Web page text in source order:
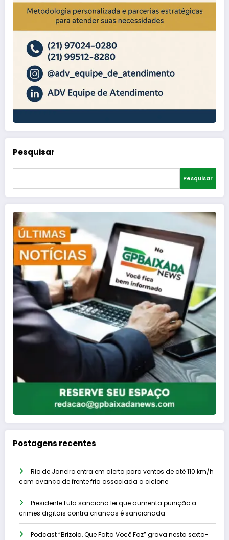
Pesquisar
Pesquisar
Postagens recentes
Rio de Janeiro entra em alerta para ventos de até 110 km/h
com avanço de frente fria associada a ciclone
Presidente Lula sanciona lei que aumenta punição a
crimes digitais contra crianças é sancionada
Podcast “Brizola, Que Falta Você Faz” grava nesta sexta-